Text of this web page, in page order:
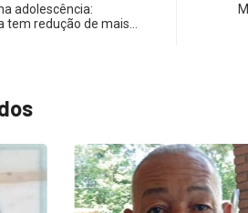
adolescência:
tem redução de mais…